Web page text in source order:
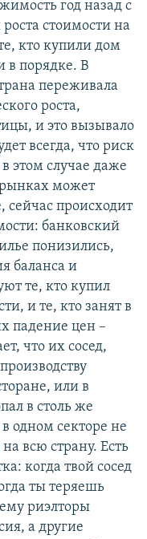
год назад с
стоимости на
кто купили дом
в порядке. В
переживала
роста,
и это вызывало
всегда, что риск
этом случае даже
рынках может
сейчас происходит
банковский
понизились,
баланса и
те, кто купил
и те, кто занят в
падение цен –
что их сосед,
или в
в столь же
одном секторе не
всю страну. Есть
когда твой сосед
ты теряешь
риэлторы
а другие